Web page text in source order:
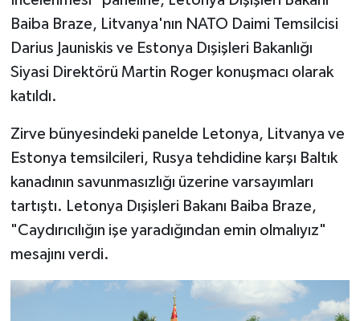
Baiba Braze, Litvanya'nın NATO Daimi Temsilcisi
Darius Jauniskis ve Estonya Dışişleri Bakanlığı
Siyasi Direktörü Martin Roger konuşmacı olarak
katıldı.
Zirve bünyesindeki panelde Letonya, Litvanya ve
Estonya temsilcileri, Rusya tehdidine karşı Baltık
kanadının savunmasızlığı üzerine varsayımları
tartıştı. Letonya Dışişleri Bakanı Baiba Braze,
"Caydırıcılığın işe yaradığından emin olmalıyız"
mesajını verdi.